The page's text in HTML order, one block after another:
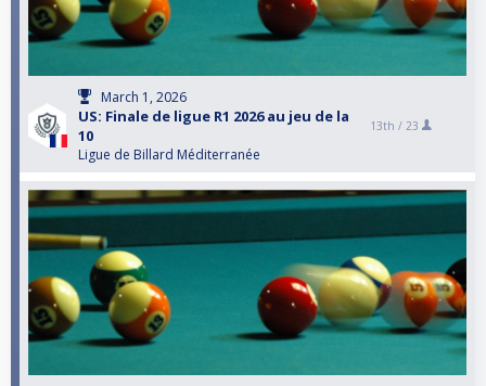
March 1, 2026
US: Finale de ligue R1 2026 au jeu de la
10
Ligue de Billard Méditerranée
13th / 23